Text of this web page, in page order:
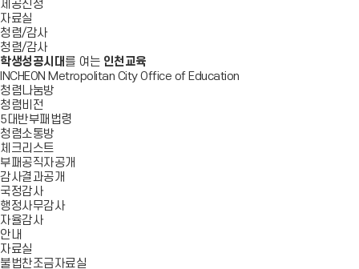
제공신청
자료실
청렴/감사
청렴/감사
학생성공시대 를 여는 인천교육
INCHEON Metropolitan City Office of Education
청렴나눔방
청렴비전
5대반부패법령
청렴소통방
체크리스트
부패공직자공개
감사결과공개
국정감사
행정사무감사
자율감사
안내
자료실
불법찬조금자료실